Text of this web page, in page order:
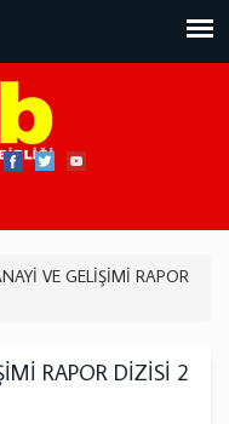
VE GELİŞİMİ RAPOR
RAPOR DİZİSİ 2